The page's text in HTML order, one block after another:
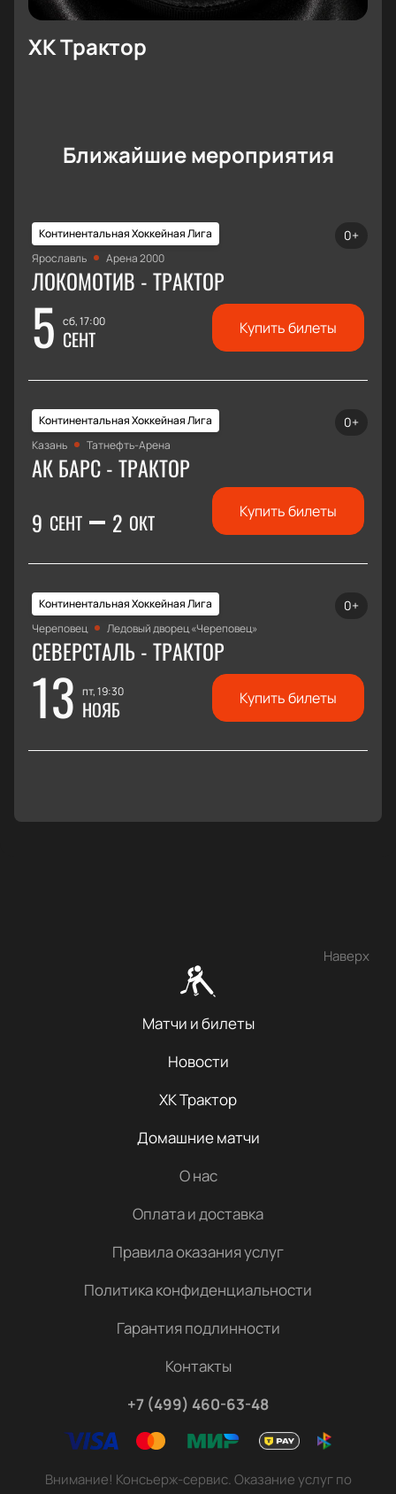
ХК Трактор
Ближайшие мероприятия
Континентальная Хоккейная Лига
Ярославль
Арена 2000
ЛОКОМОТИВ - ТРАКТОР
5 сб, 17:00
СЕНТ
0+
Купить билеты
Континентальная Хоккейная Лига
Казань
Татнефть-Арена
АК БАРС - ТРАКТОР
9 СЕНТ 2 ОКТ
0+
Купить билеты
Континентальная Хоккейная Лига
Череповец
Ледовый дворец «Череповец»
СЕВЕРСТАЛЬ - ТРАКТОР
13 пт, 19:30
НОЯБ
0+
Купить билеты
Наверх
Матчи и билеты
Новости
ХК Трактор
Домашние матчи
О нас
Оплата и доставка
Правила оказания услуг
Политика конфиденциальности
Гарантия подлинности
Контакты
+7 (499) 460-63-48
Внимание! Консьерж-сервис. Оказание услуг по